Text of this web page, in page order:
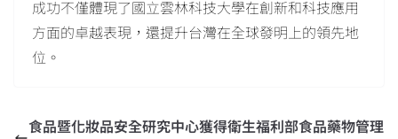
成功不僅體現了國立雲林科技大學在創新和科技應用
方面的卓越表現，還提升台灣在全球發明上的領先地
位。
食品暨化妝品安全研究中心獲得衛生福利部食品藥物管理